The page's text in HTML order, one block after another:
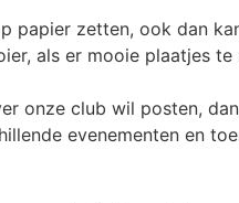
papier zetten, ook dan
als er mooie plaatjes te
onze club wil posten,
evenementen en